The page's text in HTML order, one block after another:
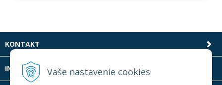
Vaše nastavenie cookies
KONTAKT
INFOLINKA